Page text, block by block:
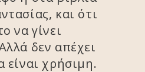
και ότι
να γίνει
δεν απέχει
είναι χρήσιμη.